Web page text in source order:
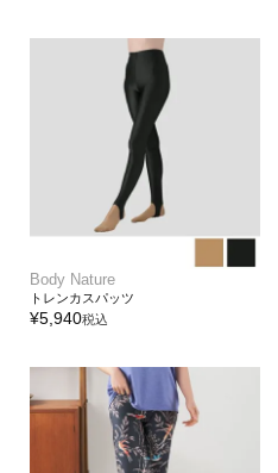
Body Nature
トレンカスパッツ
¥5,940税込